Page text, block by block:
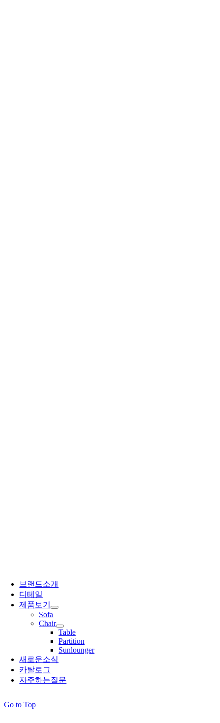
브랜드소개
디테일
제품보기
Sofa
Chair
Table
Partition
Sunlounger
새로운소식
카탈로그
자주하는질문
Go to Top